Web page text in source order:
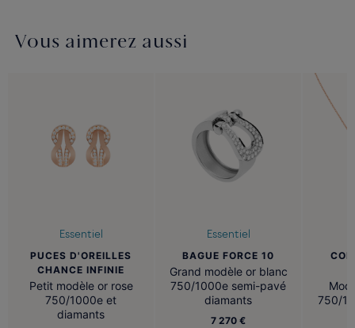
Vous aimerez aussi
Essentiel
PUCES D'OREILLES
CHANCE INFINIE
Petit modèle or rose
750/1000e et
diamants
Essentiel
BAGUE FORCE 10
Grand modèle or blanc
750/1000e semi-pavé
diamants
7 270 €
750/